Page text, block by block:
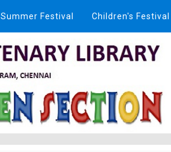
Summer Festival Children's Festival